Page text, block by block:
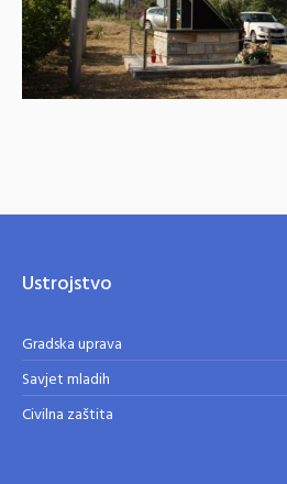
Ustrojstvo
Gradska uprava
Savjet mladih
Civilna zaštita